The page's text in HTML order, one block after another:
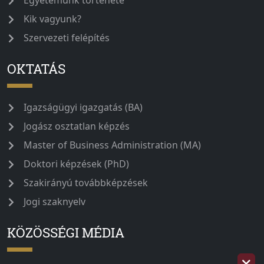
Kik vagyunk?
Szervezeti felépítés
OKTATÁS
Igazságügyi igazgatás (BA)
Jogász osztatlan képzés
Master of Business Administration (MA)
Doktori képzések (PhD)
Szakirányú továbbképzések
Jogi szaknyelv
KÖZÖSSÉGI MÉDIA